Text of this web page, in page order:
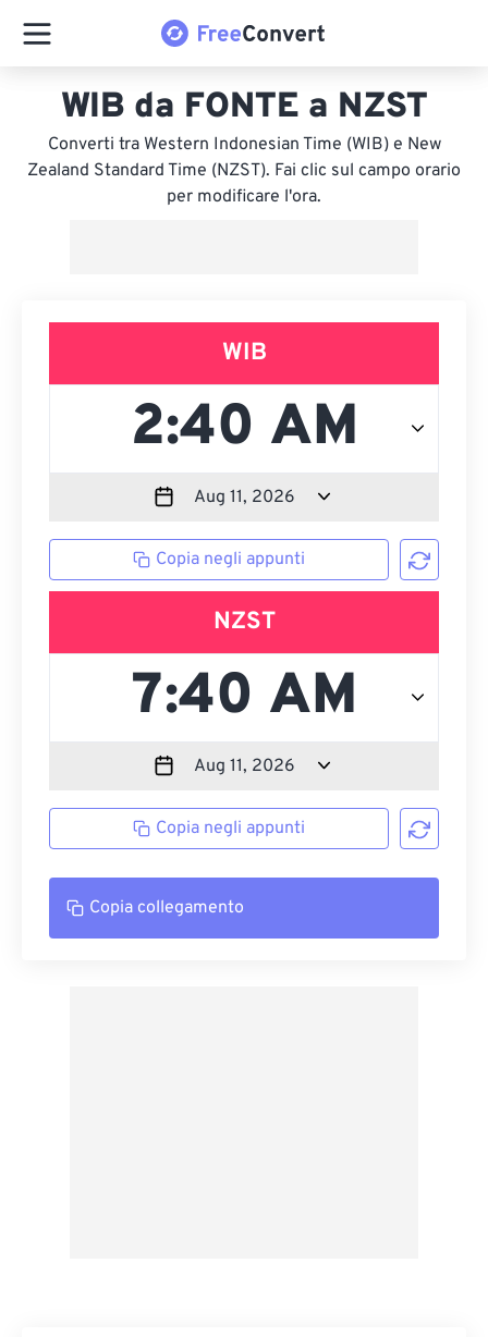
WIB da FONTE a NZST
Converti tra Western Indonesian Time (WIB) e New
Zealand Standard Time (NZST). Fai clic sul campo orario
per modificare l'ora.
WIB
Copia negli appunti
NZST
Copia negli appunti
Copia collegamento